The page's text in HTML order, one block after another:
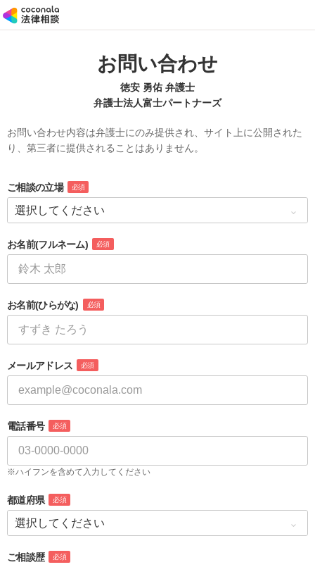
お問い合わせ
徳安 勇佑 弁護士
弁護士法人富士パートナーズ
お問い合わせ内容は弁護士にのみ提供され、サイト上に公開された
り、第三者に提供されることはありません。
ご相談の立場 必須
お名前(フルネーム) 必須
お名前(ひらがな) 必須
メールアドレス 必須
電話番号 必須
※ハイフンを含めて入力してください
都道府県 必須
ご相談歴 必須